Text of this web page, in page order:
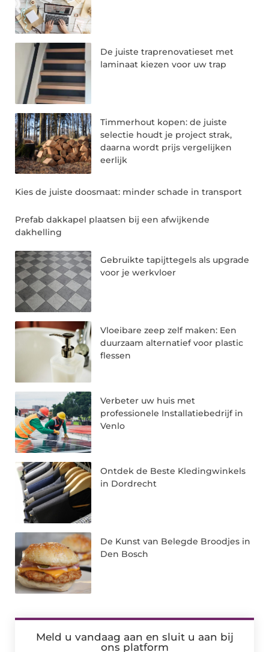
De juiste traprenovatieset met
laminaat kiezen voor uw trap
Timmerhout kopen: de juiste
selectie houdt je project strak,
daarna wordt prijs vergelijken
eerlijk
Kies de juiste doosmaat: minder schade in transport
Prefab dakkapel plaatsen bij een afwijkende
dakhelling
Gebruikte tapijttegels als upgrade
voor je werkvloer
Vloeibare zeep zelf maken: Een
duurzaam alternatief voor plastic
flessen
Verbeter uw huis met
professionele Installatiebedrijf in
Venlo
Ontdek de Beste Kledingwinkels
in Dordrecht
De Kunst van Belegde Broodjes in
Den Bosch
Meld u vandaag aan en sluit u aan bij
ons platform